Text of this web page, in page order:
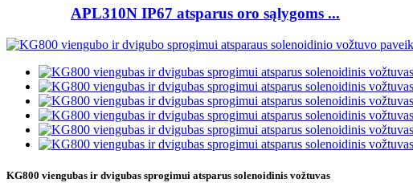
APL310N IP67 atsparus oro sąlygoms ...
KG800 viengubas ir dvigubas sprogimui atsparus solenoidinis vožtuvas